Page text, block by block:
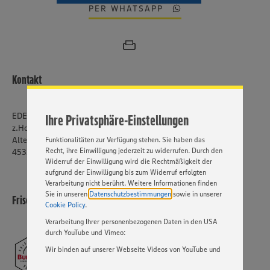
Ihre Privatsphäre-Einstellungen
ein bestmögliches Nutzungserlebnis unserer Website zu
ermöglichen. Wir verwenden Ihre Daten, um unsere
Cookies und anderer Technologien ist freiwillig und kann
„EINSTELLUNGEN ÄNDERN”. Bitte beachten Sie, dass auf
Basis Ihrer Einstellungen ggf. nicht mehr alle
Funktionalitäten zur Verfügung stehen. Sie haben das
Recht, ihre Einwilligung jederzeit zu widerrufen. Durch den
Widerruf der Einwilligung wird die Rechtmäßigkeit der
aufgrund der Einwilligung bis zum Widerruf erfolgten
Verarbeitung nicht berührt. Weitere Informationen finden
Sie in unseren Datenschutzbestimmungen sowie in unserer
Cookie Policy.
Verarbeitung Ihrer personenbezogenen Daten in den USA
durch YouTube und Vimeo:
Wir binden auf unserer Webseite Videos von YouTube und
PER WHATSAPP
Kontakt
EDEKA Burkowski
z.Hd. Herrn Burkowski
Altendorfer Str. 533
45355 Essen
Frischecenter Burkowski GmbH & Co.KG